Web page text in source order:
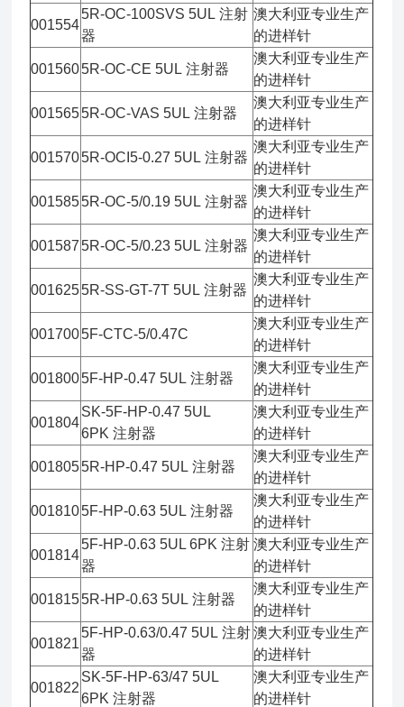
001554
5R-OC-100SVS 5UL 注射
器
澳大利亚专业生产
的进样针
0015605R-OC-CE 5UL 注射器
澳大利亚专业生产
的进样针
0015655R-OC-VAS 5UL 注射器
澳大利亚专业生产
的进样针
0015705R-OCI5-0.27 5UL 注射器
澳大利亚专业生产
的进样针
0015855R-OC-5/0.19 5UL 注射器
澳大利亚专业生产
的进样针
001587 5R-OC-5/0.23 5UL 注射器
澳大利亚专业生产
的进样针
0016255R-SS-GT-7T 5UL 注射器
澳大利亚专业生产
的进样针
0017005F-CTC-5/0.47C
澳大利亚专业生产
的进样针
0018005F-HP-0.47 5UL 注射器
澳大利亚专业生产
的进样针
001804
SK-5F-HP-0.47 5UL
6PK 注射器
澳大利亚专业生产
的进样针
0018055R-HP-0.47 5UL 注射器
澳大利亚专业生产
的进样针
0018105F-HP-0.63 5UL 注射器
澳大利亚专业生产
的进样针
001814
5F-HP-0.63 5UL 6PK 注射
器
澳大利亚专业生产
的进样针
0018155R-HP-0.63 5UL 注射器
澳大利亚专业生产
的进样针
001821
5F-HP-0.63/0.47 5UL 注射
器
澳大利亚专业生产
的进样针
001822
SK-5F-HP-63/47 5UL
6PK 注射器
澳大利亚专业生产
的进样针